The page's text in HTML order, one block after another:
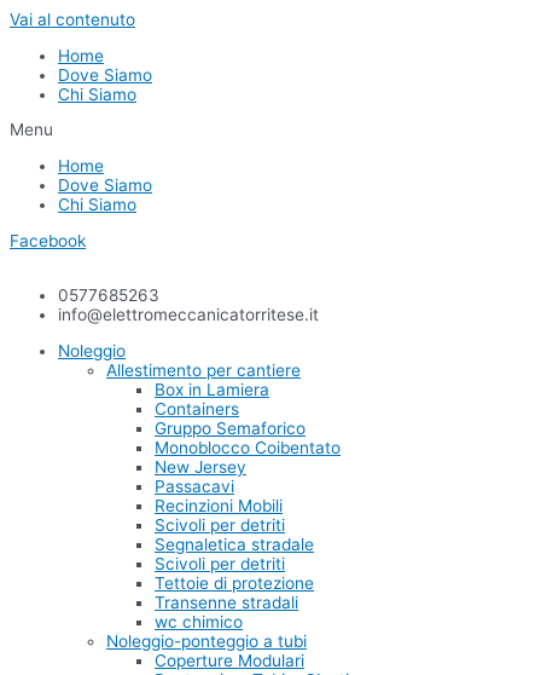
Vai al contenuto
Home
Dove Siamo
Chi Siamo
Menu
Home
Dove Siamo
Chi Siamo
Facebook
0577685263
info@elettromeccanicatorritese.it
Noleggio
Allestimento per cantiere
Box in Lamiera
Containers
Gruppo Semaforico
Monoblocco Coibentato
New Jersey
Passacavi
Recinzioni Mobili
Scivoli per detriti
Segnaletica stradale
Scivoli per detriti
Tettoie di protezione
Transenne stradali
wc chimico
Noleggio-ponteggio a tubi
Coperture Modulari